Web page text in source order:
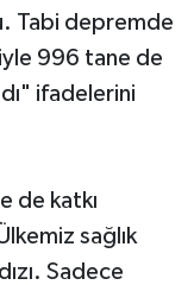
Tabi depremde
996 tane de
ifadelerini
de katkı
sağlık
Sadece